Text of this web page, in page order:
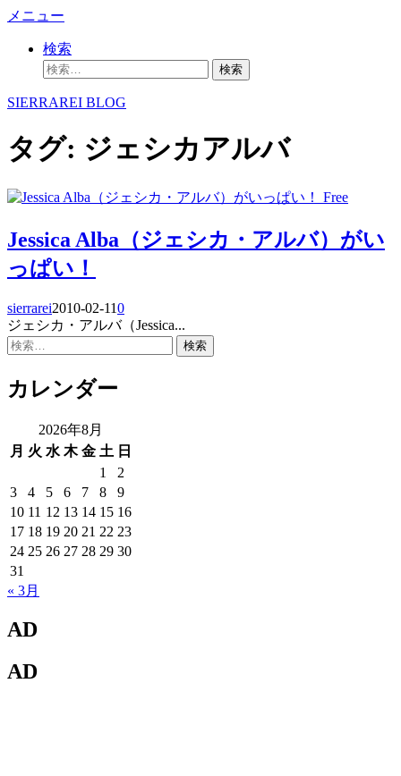
コ
へ
キ
ッ
メニュー
検索
検
SIERRAREI BLOG
タグ: ジェシカアルバ
Free
Jessica Alba（ジェシカ・アルバ）がい
っぱい！
sierrarei2010-02-110
ジェシカ・アルバ（Jessica...
検
カレンダー
2026年8月
月 火 水 木 金 土 日
1
2
3
4 5 6 7 8
9
10 11 12 13 14 15 16
17 18 19 20 21 22 23
24 25 26 27 28 29 30
31
« 3月
AD
AD